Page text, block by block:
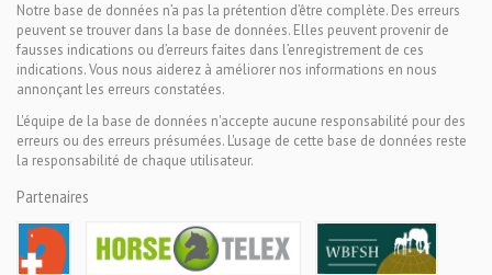
Notre base de données n’a pas la prétention d’être complète. Des erreurs
peuvent se trouver dans la base de données. Elles peuvent provenir de
fausses indications ou d’erreurs faites dans l’enregistrement de ces
indications. Vous nous aiderez à améliorer nos informations en nous
annonçant les erreurs constatées.
L'équipe de la base de données n'accepte aucune responsabilité pour des
erreurs ou des erreurs présumées. L'usage de cette base de données reste
la responsabilité de chaque utilisateur.
Partenaires